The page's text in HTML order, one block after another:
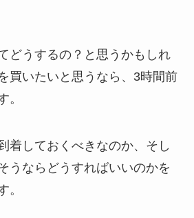
どうするの？と思うかもしれ
買いたいと思うなら、3時間前
。
着しておくべきなのか、そし
うならどうすればいいのかを
。